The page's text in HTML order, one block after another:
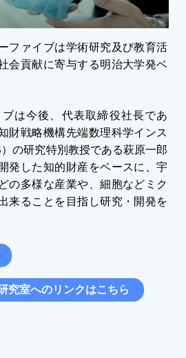
ファイブは学術研究及び教育活
会貢献に寄与する明治大学発ベ
は今後、代表取締役社長であ
財戦略機構先端数理科学インス
の研究特別教授である萩原一郎
発した知的財産をベースに、宇
の多様な産業や、細胞などミク
来ることを目指し研究・開発を
究室へのリンクはこちら